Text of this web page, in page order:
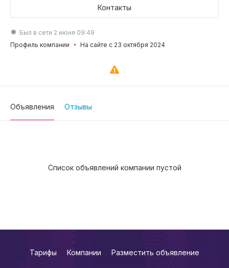
Контакты
Был в сети 2 июня 09:49
Профиль компании
На сайте с 23 октября 2024
Объявления Отзывы
Список объявлений компании пустой
Тарифы Компании Разместить объявление